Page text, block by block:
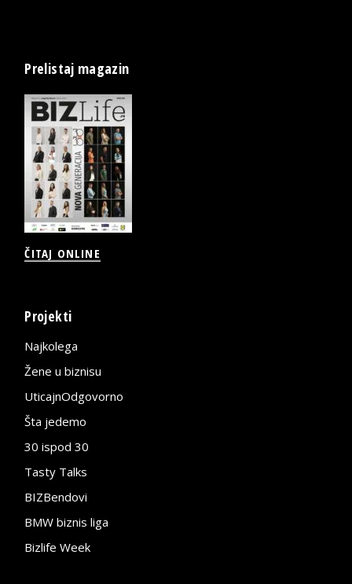
Prelistaj magazin
ČITAJ ONLINE
Projekti
Najkolega
Žene u biznisu
UticajnOdgovorno
Šta jedemo
30 ispod 30
Tasty Talks
BIZBendovi
BMW biznis liga
Bizlife Week